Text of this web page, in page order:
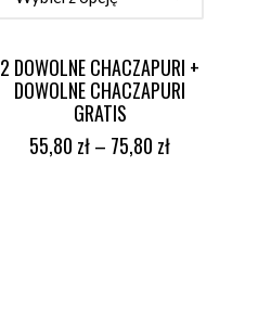
2 DOWOLNE CHACZAPURI +
DOWOLNE CHACZAPURI
GRATIS
55,80 zł– 75,80 zł